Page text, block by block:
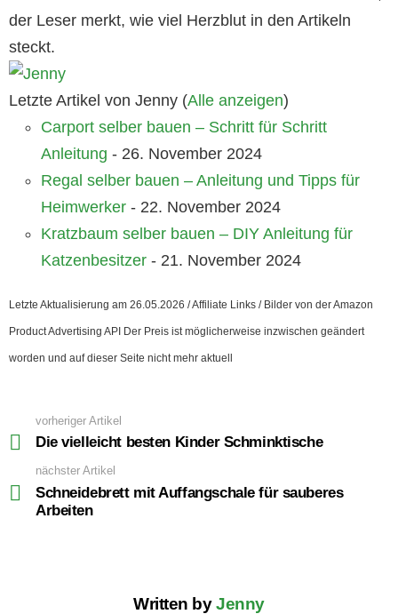
der Leser merkt, wie viel Herzblut in den Artikeln
steckt.
Letzte Artikel von Jenny (Alle anzeigen)
Carport selber bauen – Schritt für Schritt
Anleitung - 26. November 2024
Regal selber bauen – Anleitung und Tipps für
Heimwerker - 22. November 2024
Kratzbaum selber bauen – DIY Anleitung für
Katzenbesitzer - 21. November 2024
Letzte Aktualisierung am 26.05.2026 / Affiliate Links / Bilder von der Amazon
Product Advertising API Der Preis ist möglicherweise inzwischen geändert
worden und auf dieser Seite nicht mehr aktuell
more
vorheriger Artikel
Die vielleicht besten Kinder Schminktische
nächster Artikel
Schneidebrett mit Auffangschale für sauberes
Arbeiten
Written byJenny